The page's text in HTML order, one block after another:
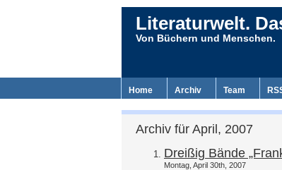
Literaturwelt.
Von Büchern und Menschen.
Home Archiv Team
Archiv für April, 2007
Dreißig Bände
Montag, April 30th, 2007